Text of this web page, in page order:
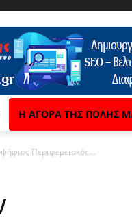
Η ΑΓΟΡΆ ΤΗΣ ΠΌΛΗΣ
Περιφερειακός...